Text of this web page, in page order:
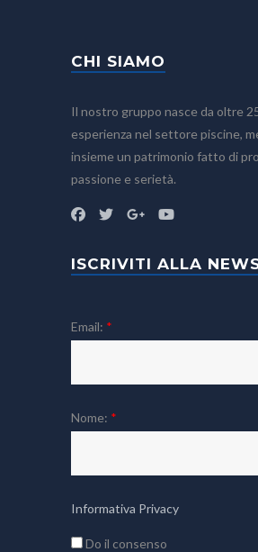
CHI SIAMO
Il nostro gruppo nasce da oltre
esperienza nel settore piscine,
insieme un patrimonio fatto di
passione e serietà.
ISCRIVITI ALLA
Email: *
Nome: *
Informativa Privacy
Do il consenso